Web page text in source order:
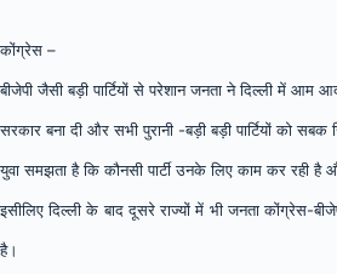
कोंग्रेस –
बीजेपी जैसी बड़ी पार्टियों से परेशान जनता ने दिल्ली में आम
सरकार बना दी और सभी पुरानी -बड़ी बड़ी पार्टियों को
युवा समझता है कि कौनसी पार्टी उनके लिए काम कर रही है
इसीलिए दिल्ली के बाद दूसरे राज्यों में भी जनता कोंग्रेस-
है।